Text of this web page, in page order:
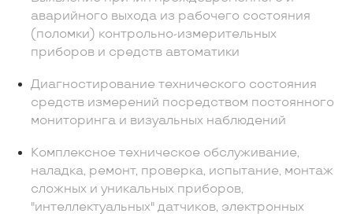
аварийного выхода из рабочего состояния
(поломки) контрольно-измерительных
приборов и средств автоматики
Диагностирование технического состояния
средств измерений посредством постоянного
мониторинга и визуальных наблюдений
Комплексное техническое обслуживание,
наладка, ремонт, проверка, испытание, монтаж
сложных и уникальных приборов,
"интеллектуальных" датчиков, электронных